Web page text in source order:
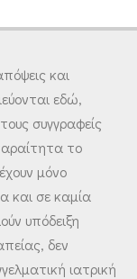
και
εδώ,
συγγραφείς
το
μόνο
και σε καμία
υπόδειξη
δεν
ιατρική